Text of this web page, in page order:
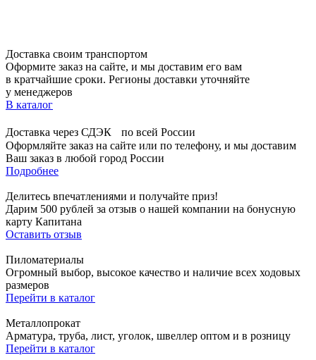
Доставка своим транспортом
Оформите заказ на сайте, и мы доставим его вам
в кратчайшие сроки. Регионы доставки уточняйте
у менеджеров
В каталог
Доставка через СДЭК по всей России
Оформляйте заказ на сайте или по телефону, и мы доставим
Ваш заказ в любой город России
Подробнее
Делитесь впечатлениями и получайте приз!
Дарим 500 рублей за отзыв о нашей компании на бонусную
карту Капитана
Оставить отзыв
Пиломатериалы
Огромный выбор, высокое качество и наличие всех ходовых
размеров
Перейти в каталог
Металлопрокат
Арматура, труба, лист, уголок, швеллер оптом и в розницу
Перейти в каталог